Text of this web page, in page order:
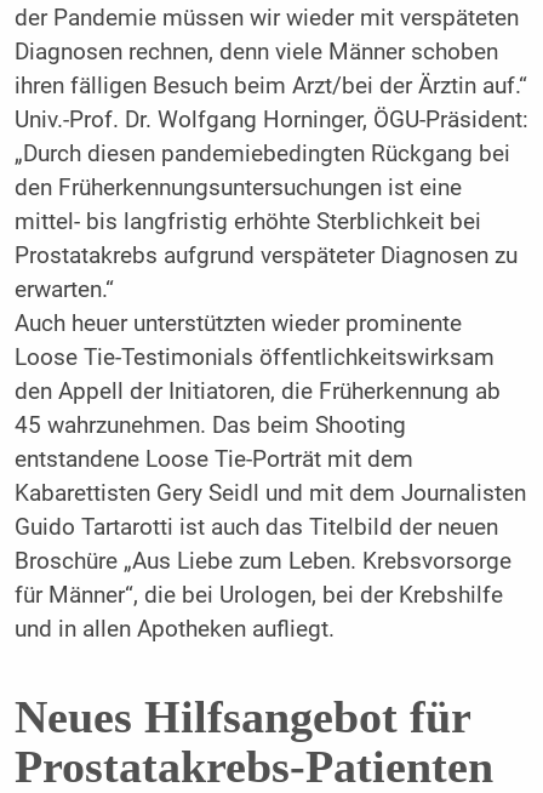
der Pandemie müssen wir wieder mit verspäteten
Diagnosen rechnen, denn viele Männer schoben
ihren fälligen Besuch beim Arzt/bei der Ärztin auf.“
Univ.-Prof. Dr. Wolfgang Horninger, ÖGU-Präsident:
„Durch diesen pandemiebedingten Rückgang bei
den Früherkennungsuntersuchungen ist eine
mittel- bis langfristig erhöhte Sterblichkeit bei
Prostatakrebs aufgrund verspäteter Diagnosen zu
erwarten.“
Auch heuer unterstützten wieder prominente
Loose Tie-Testimonials öffentlichkeitswirksam
den Appell der Initiatoren, die Früherkennung ab
45 wahrzunehmen. Das beim Shooting
entstandene Loose Tie-Porträt mit dem
Kabarettisten Gery Seidl und mit dem Journalisten
Guido Tartarotti ist auch das Titelbild der neuen
Broschüre „Aus Liebe zum Leben. Krebsvorsorge
für Männer“, die bei Urologen, bei der Krebs­hilfe
und in allen Apotheken aufliegt.
Neues Hilfsangebot für
Prostatakrebs-Patienten